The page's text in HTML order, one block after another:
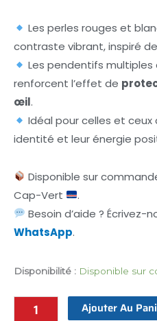
Les perles rouges et
contraste vibrant, inspiré
Les pendentifs
renforcent l’effet de
œil.
Idéal pour celles et
identité et leur énergie
Disponible sur
Cap-Vert
.
Besoin d’aide ?
WhatsApp.
Disponibilité : Disponible sur
"Nôs
Proteção"
Ajouter Au